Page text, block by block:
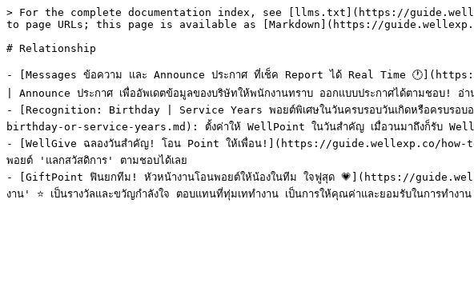
> For the complete documentation index, see [llms.txt](https://
to page URLs; this page is available as [Markdown](https://
# Relationship
- [Messages ข้อความ และ Announce ประกาศ ที่เช็ค Report ได้ Real Time
| Announce ประกาศ เพื่ออัพเดตข้อมูลของบริษัทให้พนักงานทราบ ออกแบบประกาศได้ตามชอบ!
- [Recognition: Birthday | Service Years พอยต์พิเศษในวันครบรอบวันเกิดหรือค
birthday-or-service-years.md): ตั้งค่าให้ WellPoint ในวันสำคัญ เมื่อวนมาถึงก็รับ
- [WellGive ฉลองวันสำคัญ! โอน Point ให้เพื่อน!](https://guide.wellexp.co/how-
พอยต์ 'แลกสวัสดิการ' ตามชอบได้เลย
- [GiftPoint ฟินยกทีม! หัวหน้างานโอนพอยต์ให้น้องในทีม ใจฟูสุด 💗](https://